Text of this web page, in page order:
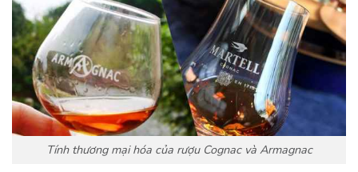
Tính thương mại hóa của rượu Cognac và Armagnac